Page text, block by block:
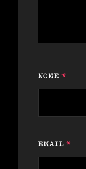
NOME *
EMAIL *